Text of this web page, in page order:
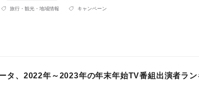
旅行・観光・地域情報 キャンペーン
タ、2022年～2023年の年末年始TV番組出演者ラ